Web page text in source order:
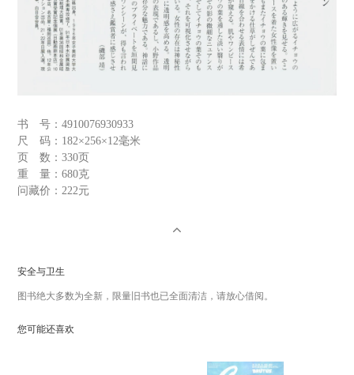
书 号：4910076930933
尺 码： 182×256×12毫米
页 数：330页
重 量：680克
问藏价： 222元
安全与卫生
图书绝大多数为全新，限量旧书也已全面清洁，请放心借阅。
您可能还喜欢